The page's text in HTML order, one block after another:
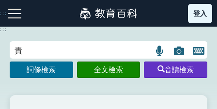
到
主
:::
注音索引圖示 筆畫索引圖示 部首索引表圖示
登入
:::
語
言
搜
圖
片
搜
開
鍵
圖
詞條檢索 全文檢索 音讀檢索